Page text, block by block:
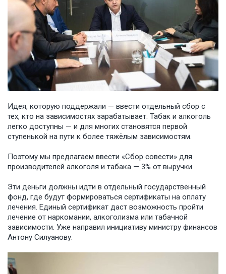
Идея, которую поддержали — ввести отдельный сбор с
тех, кто на зависимостях зарабатывает. Табак и алкоголь
легко доступны — и для многих становятся первой
ступенькой на пути к более тяжёлым зависимостям.
Поэтому мы предлагаем ввести «Сбор совести» для
производителей алкоголя и табака — 3% от выручки.
Эти деньги должны идти в отдельный государственный
фонд, где будут формироваться сертификаты на оплату
лечения. Единый сертификат даст возможность пройти
лечение от наркомании, алкоголизма или табачной
зависимости. Уже направил инициативу министру финансов
Антону Силуанову.